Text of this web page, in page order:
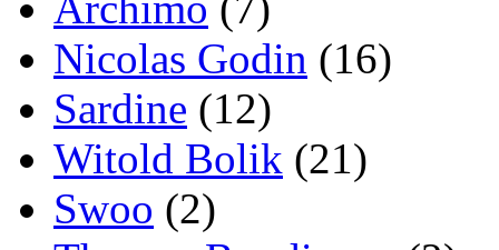
Nicolas Godin (16)
Sardine (12)
Witold Bolik (21)
Swoo (2)